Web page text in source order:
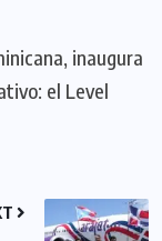
inaugura
el Level